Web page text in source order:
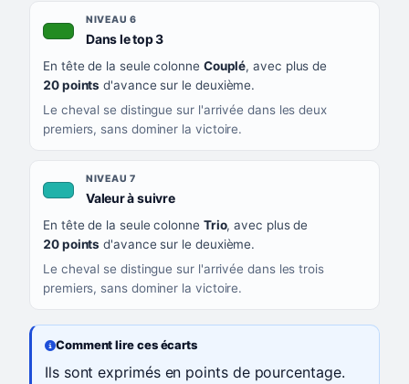
NIVEAU 6
Dans le top 3, couleur verte
En tête de la seule colonne Couplé, avec plus de
20 points d'avance sur le deuxième.
Le cheval se distingue sur l'arrivée dans les deux
premiers, sans dominer la victoire.
NIVEAU 7
Valeur à suivre, couleur turquoise
En tête de la seule colonne Trio, avec plus de
20 points d'avance sur le deuxième.
Le cheval se distingue sur l'arrivée dans les trois
premiers, sans dominer la victoire.
Comment lire ces écarts
Ils sont exprimés en points de pourcentage.